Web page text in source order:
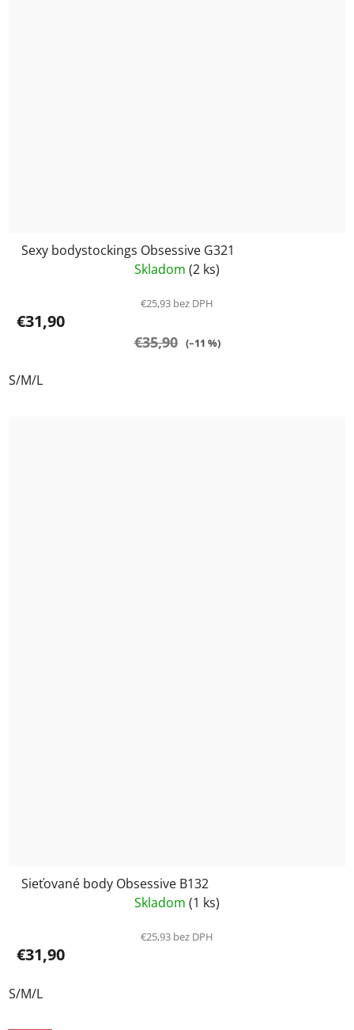
Sexy bodystockings Obsessive G321
Skladom (2 ks)
€25,93 bez DPH
€31,90
€35,90 (–11 %)
S/M/L
Sieťované body Obsessive B132
Skladom (1 ks)
€25,93 bez DPH
€31,90
S/M/L